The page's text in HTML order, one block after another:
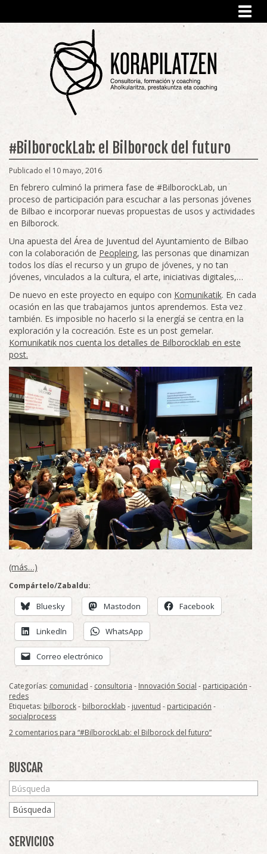
#BilborockLab: el Bilborock del futuro
Publicado el 10 mayo, 2016
En febrero culminó la primera fase de #BilborockLab, un
proceso de participación para escuchar a las personas jóvenes
de Bilbao e incorporar nuevas propuestas de usos y actividades
en Bilborock.
Una apuesta del Área de Juventud del Ayuntamiento de Bilbao
con la colaboración de Peopleing, las personas que dinamizan
todos los días el recurso y un grupo de jóvenes, y no tan
jóvenes, vinculados a la cultura, el arte, iniciativas digitales,…
De nuevo en este proyecto en equipo con Komunikatik. En cada
ocasión en las que trabajamos juntos aprendemos. Esta vez
también. Es imposible no hacerlo si la energía se centra en la
exploración y la cocreación. Este es un post gemelar.
Komunikatik nos cuenta los detalles de Bilborocklab en este
post.
(más…)
Compártelo/Zabaldu:
Bluesky Mastodon Facebook
LinkedIn WhatsApp
Correo electrónico
Categorías: comunidad - consultoria - Innovación Social - participación -
redes
Etiquetas: bilborock- bilborocklab - juventud - participación -
socialprocess
2 comentarios para “#BilborockLab: el Bilborock del futuro”
BUSCAR
Búsqueda
SERVICIOS